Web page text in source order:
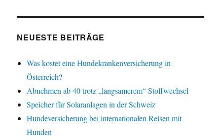
NEUESTE BEITRÄGE
Was kostet eine Hundekrankenversicherung in
Österreich?
Abnehmen ab 40 trotz „langsamerem“ Stoffwechsel
Speicher für Solaranlagen in der Schweiz
Hundeversicherung bei internationalen Reisen mit
Hunden